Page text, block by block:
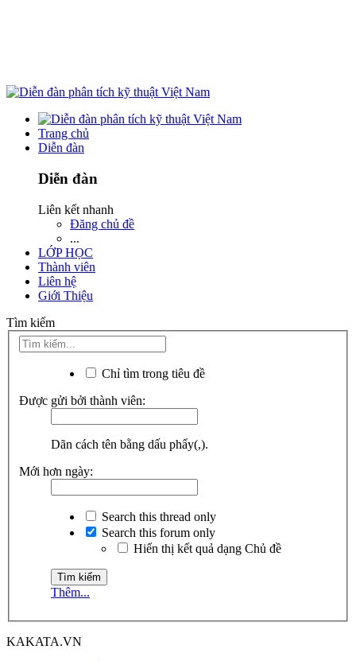
Trang chủ
Diễn đàn
Diễn đàn
Liên kết nhanh
Đăng chủ đề
...
LỚP HỌC
Thành viên
Liên hệ
Giới Thiệu
Tìm kiếm
Chỉ tìm trong tiêu đề
Được gửi bởi thành viên:
Dãn cách tên bằng dấu phẩy(,).
Mới hơn ngày:
Search this thread only
Search this forum only
Hiển thị kết quả dạng Chủ đề
Thêm...
KAKATA.VN